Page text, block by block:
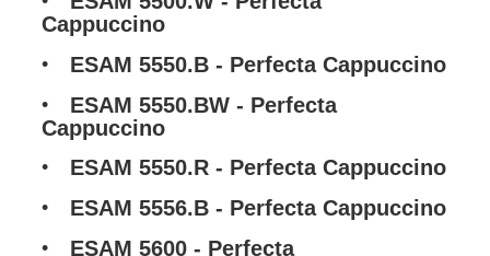
Cappuccino
ESAM 5550.B - Perfecta Cappuccino
ESAM 5550.BW - Perfecta
Cappuccino
ESAM 5550.R - Perfecta Cappuccino
ESAM 5556.B - Perfecta Cappuccino
ESAM 5600 - Perfecta